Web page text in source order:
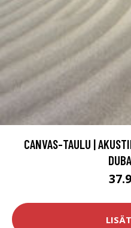
CANVAS-TAULU |